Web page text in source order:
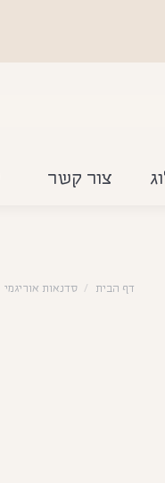
צור קשר
דף הבית סדנאות אוריגמי